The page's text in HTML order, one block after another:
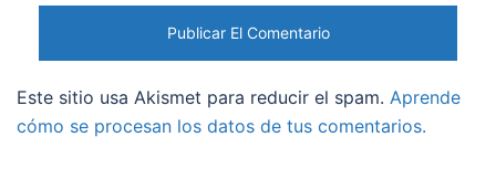
Este sitio usa Akismet para reducir el spam. Aprende
cómo se procesan los datos de tus comentarios.